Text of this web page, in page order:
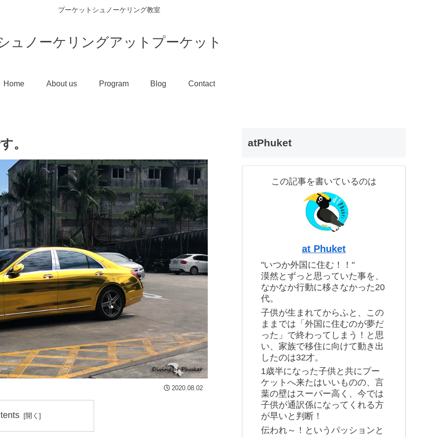
プーケットシュノーケリング教室
ュノーケリングアットプーケット
Home About us Program Blog Contact
。
2020.08.02
atPhuket
この記事を書いているのは
at Phuket
"いつか外国に住む！！"
漠然とずっと思っていた事を、
なかなか行動に移さなかった20
代。
子供が生まれてからふと、この
ままでは「外国に住むのが夢だ
った」で終わってしまう！と思
い、家族で移住に向けて動き出
したのは32才。
1歳半になった子供と共にプー
ケットへ来たはいいものの、言
葉の壁はスーパー高く、今では
子供が通訳係になってくれる方
が早いと判断！
伝われ～！というパッションと